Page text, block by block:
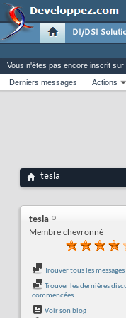
DI/DSI
Vous n'êtes pas encore inscrit
Derniers messages
Actions
tesla
tesla
Membre chevronné
Trouver tous les messages
Trouver les dernières
commencées
Voir son blog